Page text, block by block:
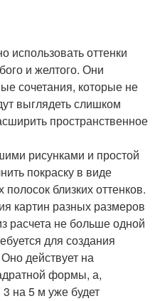
использовать оттенки
и желтого. Они
сочетания, которые не
выглядеть слишком
пространственное
рисунками и простой
покраску в виде
близких оттенков.
картин разных размеров
расчета не больше одной
для создания
действует на
формы, а,
на 5 м уже будет